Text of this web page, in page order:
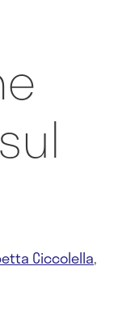
Ciccolella,